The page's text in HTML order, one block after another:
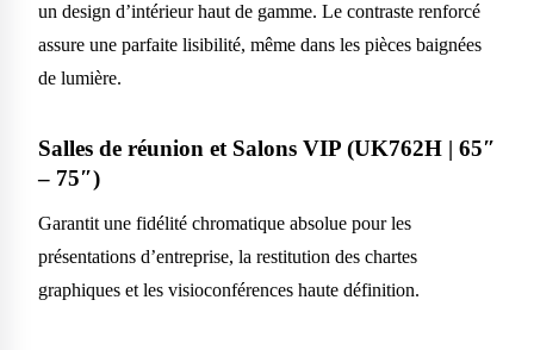
un design d’intérieur haut de gamme. Le contraste renforcé
assure une parfaite lisibilité, même dans les pièces baignées
de lumière.
Salles de réunion et Salons VIP (UK762H | 65″
– 75″)
Garantit une fidélité chromatique absolue pour les
présentations d’entreprise, la restitution des chartes
graphiques et les visioconférences haute définition.